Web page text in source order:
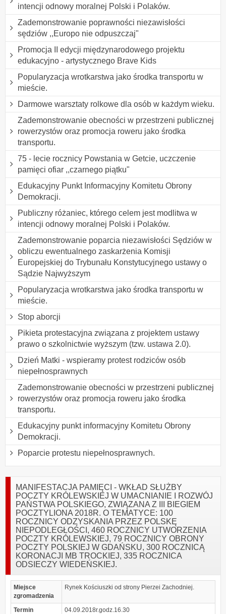
intencji odnowy moralnej Polski i Polaków.
Zademonstrowanie poprawności niezawisłości
sędziów ,,Europo nie odpuszczaj"
Promocja II edycji międzynarodowego projektu
edukacyjno - artystycznego Brave Kids
Popularyzacja wrotkarstwa jako środka transportu w
mieście.
Darmowe warsztaty rolkowe dla osób w każdym wieku.
Zademonstrowanie obecności w przestrzeni publicznej
rowerzystów oraz promocja roweru jako środka
transportu.
75 - lecie rocznicy Powstania w Getcie, uczczenie
pamięci ofiar ,,czarnego piątku"
Edukacyjny Punkt Informacyjny Komitetu Obrony
Demokracji.
Publiczny różaniec, którego celem jest modlitwa w
intencji odnowy moralnej Polski i Polaków.
Zademonstrowanie poparcia niezawisłości Sędziów w
obliczu ewentualnego zaskarżenia Komisji
Europejskiej do Trybunału Konstytucyjnego ustawy o
Sądzie Najwyższym
Popularyzacja wrotkarstwa jako środka transportu w
mieście.
Stop aborcji
Pikieta protestacyjna związana z projektem ustawy
prawo o szkolnictwie wyższym (tzw. ustawa 2.0).
Dzień Matki - wspieramy protest rodziców osób
niepełnosprawnych
Zademonstrowanie obecności w przestrzeni publicznej
rowerzystów oraz promocja roweru jako środka
transportu.
Edukacyjny punkt informacyjny Komitetu Obrony
Demokracji.
Poparcie protestu niepełnosprawnych.
MANIFESTACJA PAMIĘCI - WKŁAD SŁUŻBY
POCZTY KRÓLEWSKIEJ W UMACNIANIE I ROZWÓJ
PAŃSTWA POLSKIEGO, ZWIĄZANA Z III BIEGIEM
POCZTYLIONA 2018R. O TEMATYCE: 100
ROCZNICY ODZYSKANIA PRZEZ POLSKĘ
NIEPODLEGŁOŚCI, 460 ROCZNICY UTWORZENIA
POCZTY KRÓLEWSKIEJ, 79 ROCZNICY OBRONY
POCZTY POLSKIEJ W GDAŃSKU, 300 ROCZNICĄ
KORONACJI MB TROCKIEJ, 335 ROCZNICA
ODSIECZY WIEDEŃSKIEJ.
Miejsce
zgromadzenia
Rynek Kościuszki od strony Pierzei Zachodniej.
Termin
04.09.2018r.godz.16.30